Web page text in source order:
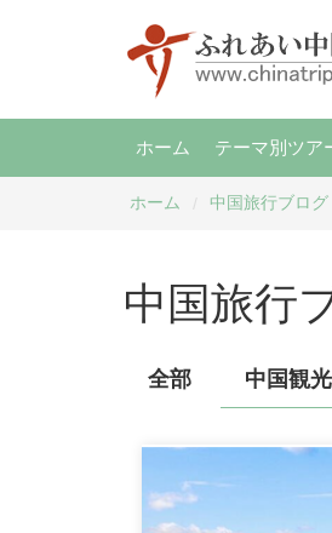
ホーム テーマ別ツア
ホーム 中国旅行ブログ
中国旅行
全部 中国観